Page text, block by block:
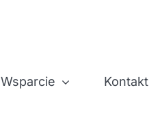
Wsparcie Kontakt